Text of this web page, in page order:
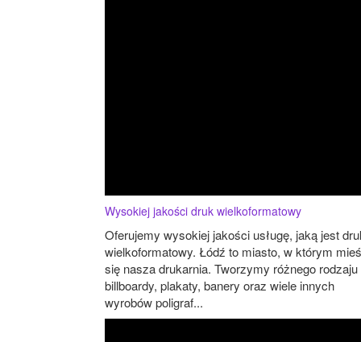
Wysokiej jakości druk wielkoformatowy
Oferujemy wysokiej jakości usługę, jaką jest
wielkoformatowy. Łódź to miasto, w którym
się nasza drukarnia. Tworzymy różnego rodzaju
billboardy, plakaty, banery oraz wiele innych
wyrobów poligraf...